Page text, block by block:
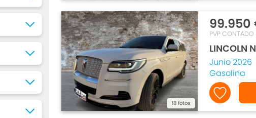
18 fotos
99.950
PVP CONTADO
LINCOLN
Junio 2026
Gasolina